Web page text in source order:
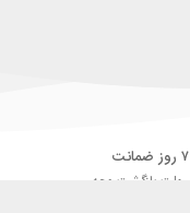
۷ روز ضمانت
مهلت بازگشت وجه